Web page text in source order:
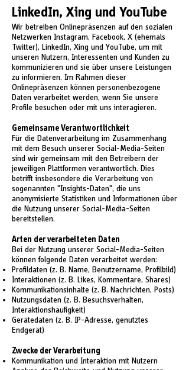
LinkedIn, Xing und YouTube
Wir betreiben Onlinepräsenzen auf den sozialen
Netzwerken Instagram, Facebook, X (ehemals
Twitter), LinkedIn, Xing und YouTube, um mit
unseren Nutzern, Interessenten und Kunden zu
kommunizieren und sie über unsere Leistungen
zu informieren. Im Rahmen dieser
Onlinepräsenzen können personenbezogene
Daten verarbeitet werden, wenn Sie unsere
Profile besuchen oder mit uns interagieren.
Gemeinsame Verantwortlichkeit
Für die Datenverarbeitung im Zusammenhang
mit dem Besuch unserer Social-Media-Seiten
sind wir gemeinsam mit den Betreibern der
jeweiligen Plattformen verantwortlich. Dies
betrifft insbesondere die Verarbeitung von
sogenannten "Insights-Daten", die uns
anonymisierte Statistiken und Informationen über
die Nutzung unserer Social-Media-Seiten
bereitstellen.
Arten der verarbeiteten Daten
Bei der Nutzung unserer Social-Media-Seiten
können folgende Daten verarbeitet werden:
Profildaten (z. B. Name, Benutzername, Profilbild)
Interaktionen (z. B. Likes, Kommentare, Shares)
Kommunikationsinhalte (z. B. Nachrichten, Posts)
Nutzungsdaten (z. B. Besuchsverhalten,
Interaktionshäufigkeit)
Gerätedaten (z. B. IP-Adresse, genutztes
Endgerät)
Zwecke der Verarbeitung
Kommunikation und Interaktion mit Nutzern